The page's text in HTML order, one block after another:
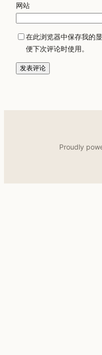
网站
在此浏览器中保存我的
便下次评论时使用。
Proudly